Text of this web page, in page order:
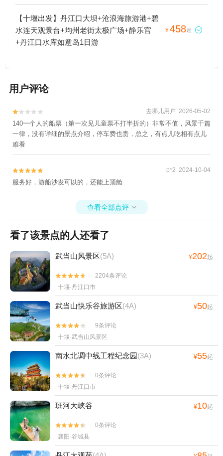
【十堰出发】丹江口大坝+沧浪海旅游港+碧
水连天观景台+均州老街太极广场+静乐宫
+丹江口水库如意岛1日游
¥458起 
用户评论

 去哪儿用户 2026-05-02
140一个人的船票（第一次见儿童票不打半折的）非常不值，风景千篇
一律，没有详细的景点介绍，停车费也贵，总之，有点儿吃相有点儿
难看

 p*2 2024-10-04
服务好，游船沙发可以的，还能上顶舱
查看全部点评 
看了该景点的人还看了
武当山风景区(5A) ¥202起


2204条评论
十堰·丹江口市
武当山快乐谷旅游区(4A) ¥50起


9条评论
十堰·武当山风景区
南水北调中线工程纪念园(3A) ¥55起


0条评论
十堰·丹江口市
班河大峡谷 ¥10起


0条评论
襄阳·谷城县